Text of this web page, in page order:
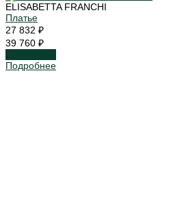
ELISABETTA FRANCHI
Платье
27 832 ₽
39 760 ₽
Подробнее